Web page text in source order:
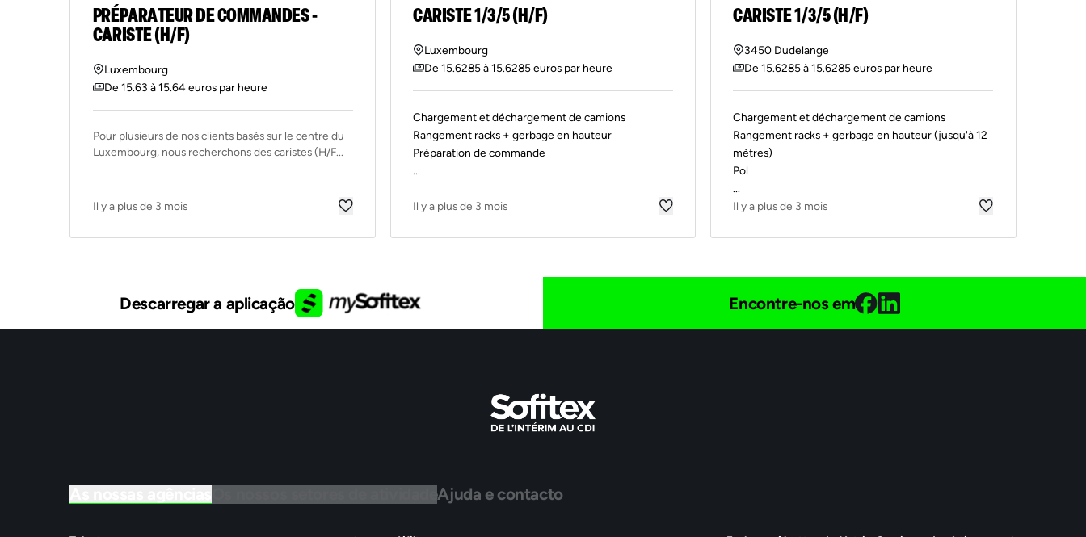
PRÉPARATEUR DE COMMANDES -
CARISTE (H/F)
Luxembourg
De 15.63 à 15.64 euros par heure
Pour plusieurs de nos clients basés sur le centre du
Luxembourg, nous recherchons des caristes (H/F...
Il y a plus de 3 mois
CARISTE 1/3/5 (H/F)
Luxembourg
De 15.6285 à 15.6285 euros par heure
Chargement et déchargement de camions
Rangement racks + gerbage en hauteur
Préparation de commande
...
Il y a plus de 3 mois
CARISTE 1/3/5 (H/F)
3450 Dudelange
De 15.6285 à 15.6285 euros par heure
Chargement et déchargement de camions
Rangement racks + gerbage en hauteur (jusqu'à 12
mètres)
Pol
...
Il y a plus de 3 mois
Descarregar a aplicação Encontre-nos em
Os nossos setores de atividadeAjuda e contacto